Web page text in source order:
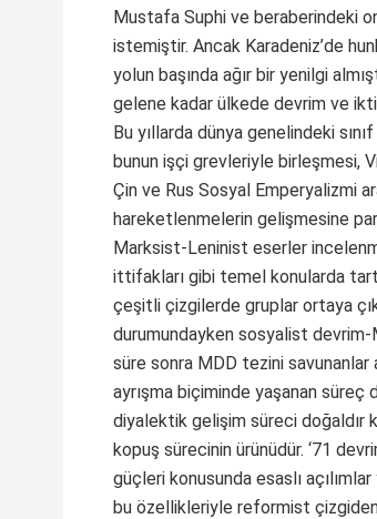
Mustafa Suphi ve beraberindeki
istemiştir. Ancak Karadeniz’de
yolun başında ağır bir yenilgi
gelene kadar ülkede devrim ve
Bu yıllarda dünya genelindeki
bunun işçi grevleriyle birleşmesi,
Çin ve Rus Sosyal Emperyalizmi
hareketlenmelerin gelişmesine
Marksist-Leninist eserler
ittifakları gibi temel konularda
çeşitli çizgilerde gruplar ortaya
durumundayken sosyalist devrim-
süre sonra MDD tezini savunanlar
ayrışma biçiminde yaşanan
diyalektik gelişim süreci doğaldır
kopuş sürecinin ürünüdür. ‘71
güçleri konusunda esaslı açılımlar
bu özellikleriyle reformist